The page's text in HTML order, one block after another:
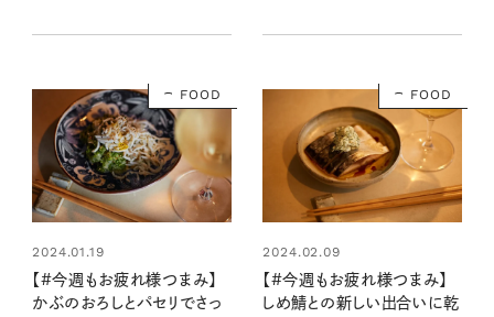
かりさん）
長谷川あかりさん）
FOOD
2024.01.19
【#今週もお疲れ様つまみ】
かぶのおろしとパセリでさっ
FOOD
2024.02.09
【#今週もお疲れ様つまみ】
しめ鯖との新しい出合いに乾